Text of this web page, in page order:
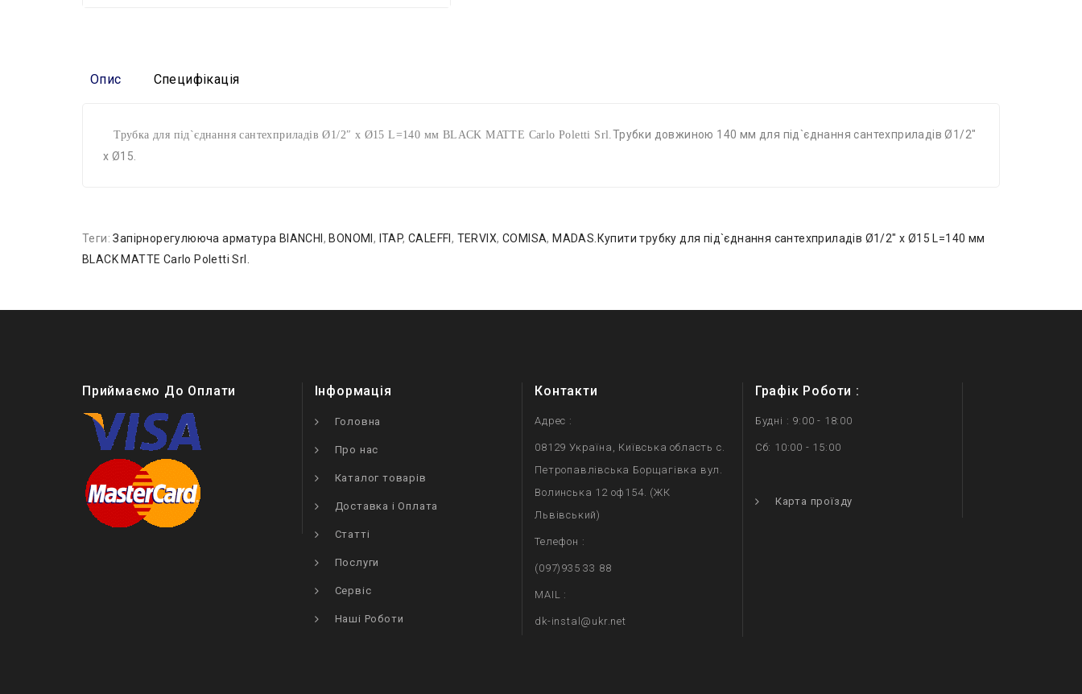
Опис Специфікація
Трубка для під`єднання сантехприладів Ø1/2″ x Ø15 L=140 мм BLACK MATTE Carlo Poletti Srl. Трубки довжиною 140 мм для під`єднання сантехприладів Ø1/2"
x Ø15.
Теги:Запірнорегулююча арматура BIANCHI , BONOMI , ITAP,CALEFFI , TERVIX, COMISA, MADAS.Купити трубку для під`єднання сантехприладів Ø1/2″ x Ø15 L=140 мм
BLACK MATTE Carlo Poletti Srl.
Приймаємо До Оплати Інформація
Головна
Про нас
Каталог товарів
Доставка і Оплата
Статті
Послуги
Сервіс
Наші Роботи
Контакти
Адрес :
08129 Україна, Київська область с.
Петропавлівська Борщагівка вул.
Волинська 12 оф154. (ЖК
Львівський)
Телефон :
(097)935 33 88
MAIL :
dk-instal@ukr.net
Графік Роботи :
Будні : 9:00 - 18:00
Сб: 10:00 - 15:00
Карта проїзду